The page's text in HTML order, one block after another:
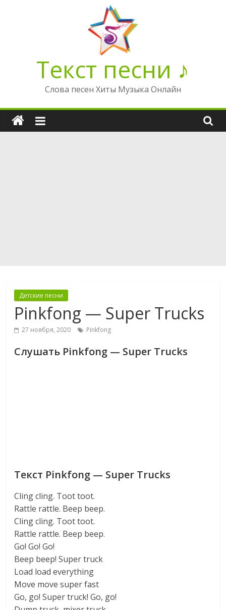
Текст песни ♪
Слова песен Хиты Музыка Онлайн
Детские песни
Pinkfong — Super Trucks
27 ноября, 2020 Pinkfong
Слушать Pinkfong — Super Trucks
Текст Pinkfong — Super Trucks
Cling cling. Toot toot.
Rattle rattle. Beep beep.
Cling cling. Toot toot.
Rattle rattle. Beep beep.
Go! Go! Go!
Beep beep! Super truck
Load load everything
Move move super fast
Go, go! Super truck! Go, go!